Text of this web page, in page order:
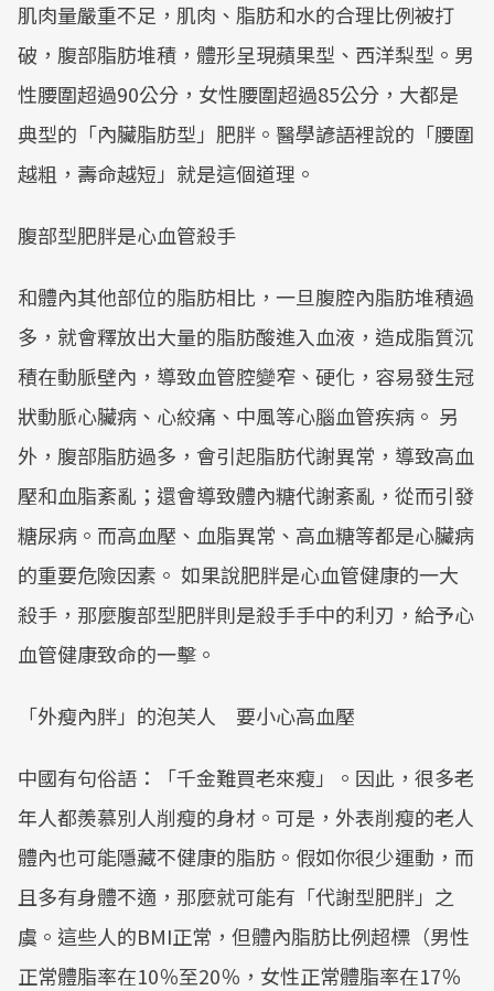
肌肉量嚴重不足，肌肉、脂肪和水的合理比例被打
破，腹部脂肪堆積，體形呈現蘋果型、西洋梨型。男
性腰圍超過90公分，女性腰圍超過85公分，大都是
典型的「內臟脂肪型」肥胖。醫學諺語裡說的「腰圍
越粗，壽命越短」就是這個道理。
腹部型肥胖是心血管殺手
和體內其他部位的脂肪相比，一旦腹腔內脂肪堆積過
多，就會釋放出大量的脂肪酸進入血液，造成脂質沉
積在動脈壁內，導致血管腔變窄、硬化，容易發生冠
狀動脈心臟病、心絞痛、中風等心腦血管疾病。 另
外，腹部脂肪過多，會引起脂肪代謝異常，導致高血
壓和血脂紊亂；還會導致體內糖代謝紊亂，從而引發
糖尿病。而高血壓、血脂異常、高血糖等都是心臟病
的重要危險因素。 如果說肥胖是心血管健康的一大
殺手，那麼腹部型肥胖則是殺手手中的利刃，給予心
血管健康致命的一擊。
「外瘦內胖」的泡芙人 要小心高血壓
中國有句俗語：「千金難買老來瘦」。因此，很多老
年人都羨慕別人削瘦的身材。可是，外表削瘦的老人
體內也可能隱藏不健康的脂肪。假如你很少運動，而
且多有身體不適，那麼就可能有「代謝型肥胖」之
虞。這些人的BMI正常，但體內脂肪比例超標（男性
正常體脂率在10％至20％，女性正常體脂率在17％